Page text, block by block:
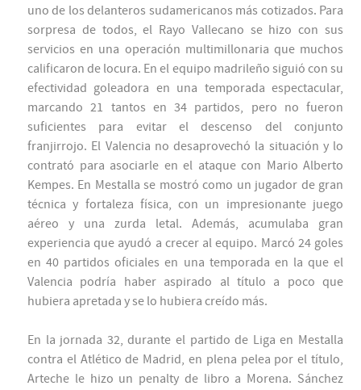
uno de los delanteros sudamericanos más cotizados. Para
sorpresa de todos, el Rayo Vallecano se hizo con sus
servicios en una operación multimillonaria que muchos
calificaron de locura. En el equipo madrileño siguió con su
efectividad goleadora en una temporada espectacular,
marcando 21 tantos en 34 partidos, pero no fueron
suficientes para evitar el descenso del conjunto
franjirrojo. El Valencia no desaprovechó la situación y lo
contrató para asociarle en el ataque con Mario Alberto
Kempes. En Mestalla se mostró como un jugador de gran
técnica y fortaleza física, con un impresionante juego
aéreo y una zurda letal. Además, acumulaba gran
experiencia que ayudó a crecer al equipo. Marcó 24 goles
en 40 partidos oficiales en una temporada en la que el
Valencia podría haber aspirado al título a poco que
hubiera apretada y se lo hubiera creído más.
En la jornada 32, durante el partido de Liga en Mestalla
contra el Atlético de Madrid, en plena pelea por el título,
Arteche le hizo un penalty de libro a Morena. Sánchez